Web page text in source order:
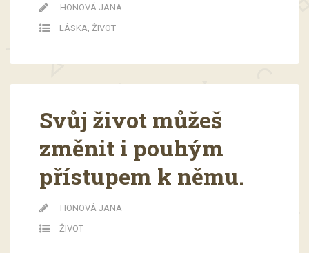
HONOVÁ JANA
LÁSKA, ŽIVOT
Svůj život můžeš
změnit i pouhým
přístupem k němu.
HONOVÁ JANA
ŽIVOT